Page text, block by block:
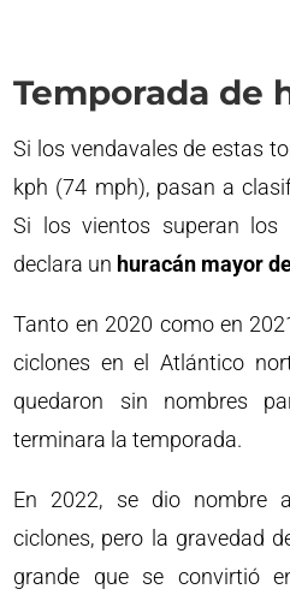
Temporada de
Si los vendavales de estas
kph (74 mph), pasan a
Si los vientos superan
declara un huracán mayor
Tanto en 2020 como en
ciclones en el Atlántico
quedaron sin nombres
terminara la temporada.
En 2022, se dio nombre
ciclones, pero la gravedad
grande que se convirtió